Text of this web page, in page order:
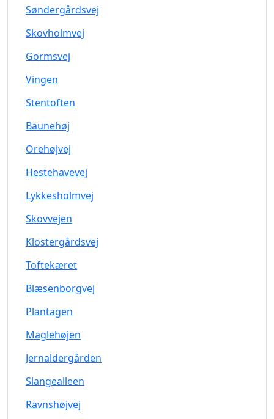
Søndergårdsvej
Skovholmvej
Gormsvej
Vingen
Stentoften
Baunehøj
Orehøjvej
Hestehavevej
Lykkesholmvej
Skovvejen
Klostergårdsvej
Toftekæret
Blæsenborgvej
Plantagen
Maglehøjen
Jernaldergården
Slangealleen
Ravnshøjvej